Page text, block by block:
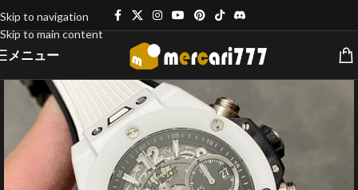
Skip to navigation
Skip to main content
メニュー